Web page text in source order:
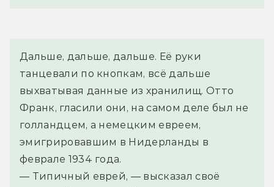
Дальше, дальше, дальше. Её руки
танцевали по кнопкам, всё дальше
выхватывая данные из хранилищ. Отто
Франк, гласили они, на самом деле был не
голландцем, а немецким евреем,
эмигрировавшим в Нидерланды в
феврале 1934 года.
— Типичный еврей, — высказал своё